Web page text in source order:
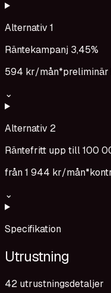
Alternativ 1
Räntekampanj 3,45%
594 kr/mån*
⌄
Alternativ 2
Räntefritt upp till 100
från1 944 kr/mån*
⌄
Specifikation
Utrustning
42 utrustningsdetaljer